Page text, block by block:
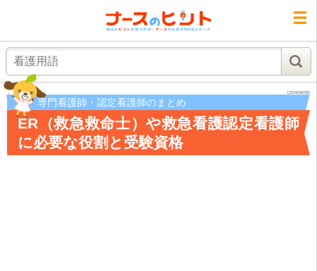
(2024/06/06)
専門看護師・認定看護師のまとめ
ER（救急救命士）や救急看護認定看護師
に必要な役割と受験資格